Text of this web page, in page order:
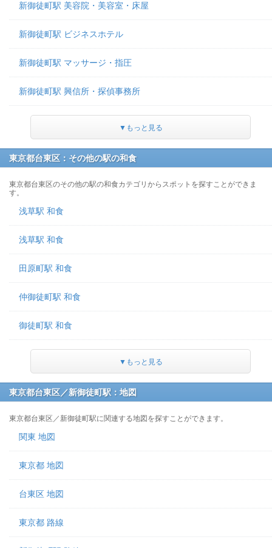
新御徒町駅 美容院・美容室・床屋
新御徒町駅 ビジネスホテル
新御徒町駅 マッサージ・指圧
新御徒町駅 興信所・探偵事務所
▼もっと見る
東京都台東区：その他の駅の和食
東京都台東区のその他の駅の和食カテゴリからスポットを探すことができま
す。
浅草駅 和食
浅草駅 和食
田原町駅 和食
仲御徒町駅 和食
御徒町駅 和食
▼もっと見る
東京都台東区／新御徒町駅：地図
東京都台東区／新御徒町駅に関連する地図を探すことができます。
関東 地図
東京都 地図
台東区 地図
東京都 路線